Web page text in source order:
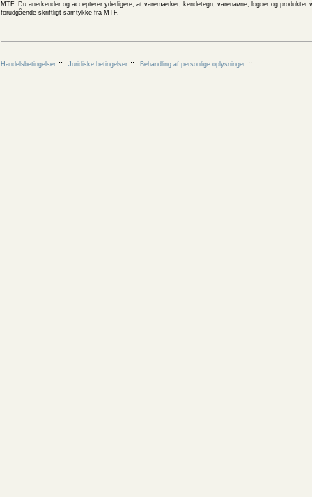
MTF. Du anerkender og accepterer yderligere, at varemærker, kendetegn, varenavne, logoer og
forudgående skriftligt samtykke fra MTF.
Handelsbetingelser Juridiske betingelser Behandling af personlige oplysninger